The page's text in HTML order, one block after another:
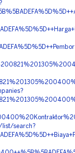
list/search?